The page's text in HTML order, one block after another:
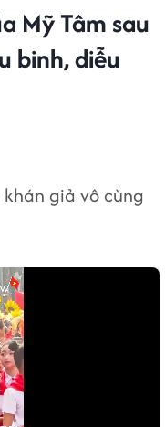
Mỹ Tâm sau
binh, diễu
giả vô cùng